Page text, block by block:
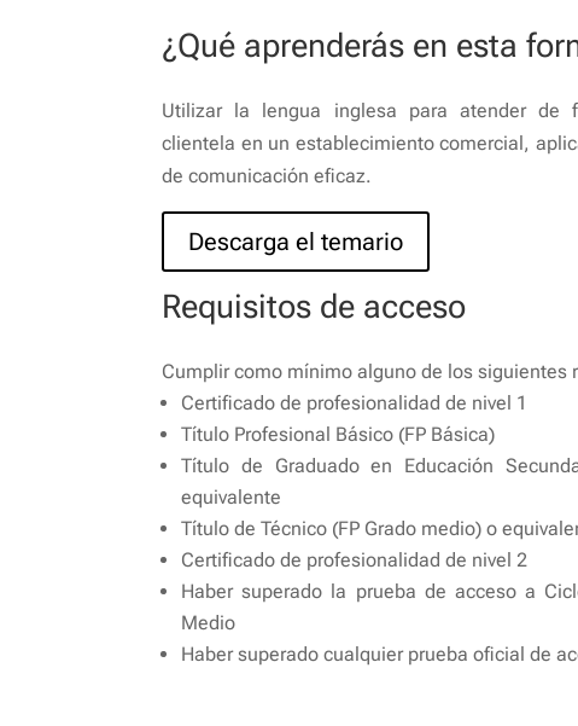
¿Qué aprenderás en esta
Utilizar la lengua inglesa para atender de
clientela en un establecimiento comercial,
de comunicación eficaz.
Descarga el temario
Requisitos de acceso
Cumplir como mínimo alguno de los siguientes
Certificado de profesionalidad de nivel 1
Título Profesional Básico (FP Básica)
Título de Graduado en Educación
equivalente
Título de Técnico (FP Grado medio) o
Certificado de profesionalidad de nivel 2
Haber superado la prueba de acceso a
Medio
Haber superado cualquier prueba oficial de